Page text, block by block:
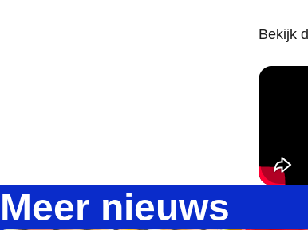
Bekijk
Meer nieuws